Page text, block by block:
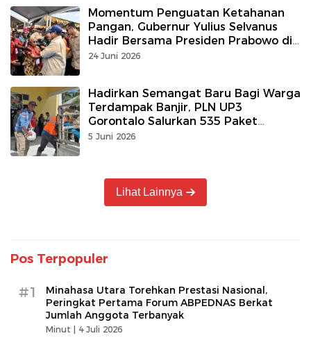
Momentum Penguatan Ketahanan
Pangan, Gubernur Yulius Selvanus
Hadir Bersama Presiden Prabowo di
PENAS XVII Gorontalo
24 Juni 2026
Hadirkan Semangat Baru Bagi Warga
Terdampak Banjir, PLN UP3
Gorontalo Salurkan 535 Paket
Sembako di Lima Desa di Gorontalo
5 Juni 2026
Lihat Lainnya
Pos Terpopuler
#1
Minahasa Utara Torehkan Prestasi Nasional,
Peringkat Pertama Forum ABPEDNAS Berkat
Jumlah Anggota Terbanyak
Minut | 4 Juli 2026